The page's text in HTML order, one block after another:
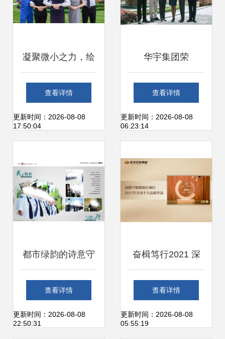
凝聚微小之力，绘
就城市绿意 邦泰物
业城市绿化管理实
查看详情
更新时间：2026-08-08
17:50:04
华宇集团荣
登“2021中国民营
企业社会责任100
市绿化管理责任担
当
查看详情
更新时间：2026-08-08
06:23:14
都市绿韵的诗意守
护者——专业城市
绿化管理服务
查看详情
更新时间：2026-08-08
22:50:31
奋楫笃行2021 深
耕不缀获殊荣，载
誉前行启新程
查看详情
更新时间：2026-08-08
05:55:19